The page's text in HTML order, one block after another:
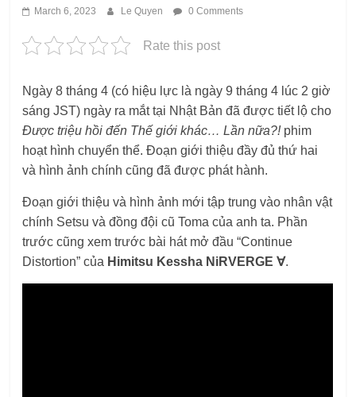
March 6, 2023 Le Quyen 0 Comments
Rate this post
Ngày 8 tháng 4 (có hiệu lực là ngày 9 tháng 4 lúc 2 giờ
sáng JST) ngày ra mắt tại Nhật Bản đã được tiết lộ cho
Được triệu hồi đến Thế giới khác… Lần nữa?!phim
hoạt hình chuyển thể. Đoạn giới thiệu đầy đủ thứ hai
và hình ảnh chính cũng đã được phát hành.
Đoạn giới thiệu và hình ảnh mới tập trung vào nhân vật
chính Setsu và đồng đội cũ Toma của anh ta. Phần
trước cũng xem trước bài hát mở đầu “Continue
Distortion” của Himitsu Kessha NiRVERGE ∀.